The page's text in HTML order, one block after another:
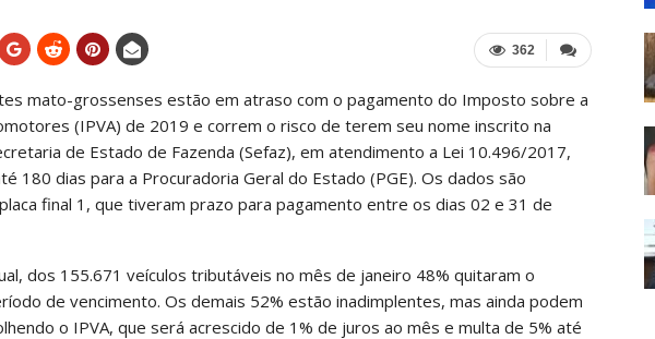
362
mato-grossenses estão em atraso com o pagamento do Imposto sobre a
(IPVA) de 2019 e correm o risco de terem seu nome inscrito na
de Estado de Fazenda (Sefaz), em atendimento a Lei 10.496/2017,
180 dias para a Procuradoria Geral do Estado (PGE). Os dados são
final 1, que tiveram prazo para pagamento entre os dias 02 e 31 de
dos 155.671 veículos tributáveis no mês de janeiro 48% quitaram o
de vencimento. Os demais 52% estão inadimplentes, mas ainda podem
o IPVA, que será acrescido de 1% de juros ao mês e multa de 5% até